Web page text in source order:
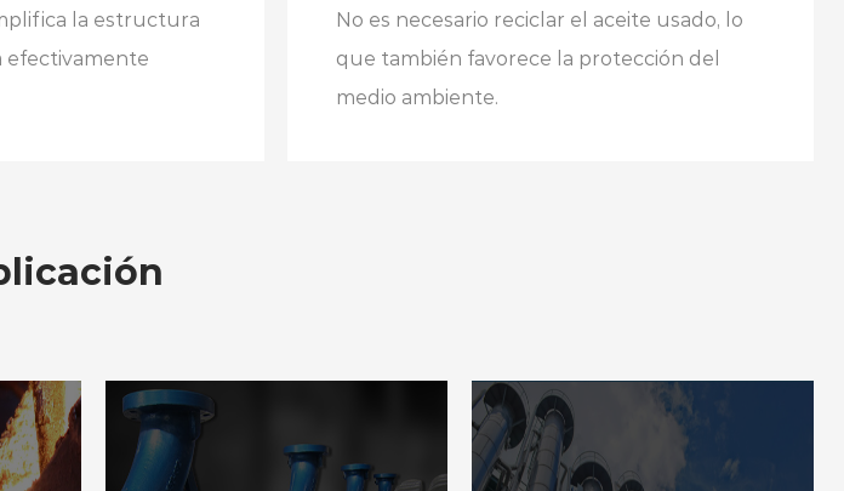
la estructura
efectivamente
No es necesario reciclar el aceite usado, lo
que también favorece la protección del
medio ambiente.